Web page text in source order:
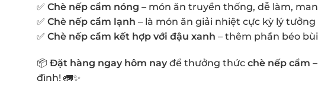
✅ Chè nếp cẩm nóng – món ăn truyền thống, dễ làm,
✅ Chè nếp cẩm lạnh – là món ăn giải nhiệt cực kỳ lý
✅ Chè nếp cẩm kết hợp với đậu xanh – thêm phần béo
📦 Đặt hàng ngay hôm nay để thưởng thức chè nếp cẩm
đình! 🚛✨